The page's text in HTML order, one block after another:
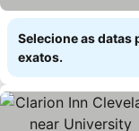
Selecione as datas
exatos.